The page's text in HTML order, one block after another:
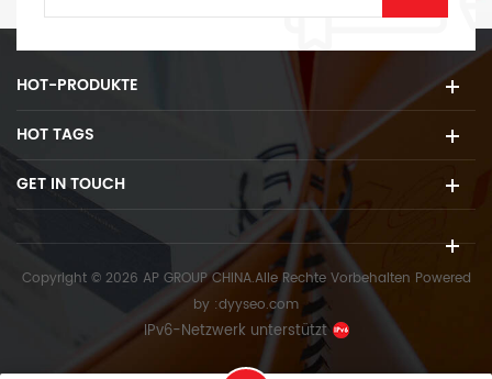
HOT-PRODUKTE
HOT TAGS
GET IN TOUCH
Copyright © 2026 AP GROUP CHINA.Alle Rechte Vorbehalten Powered
by :dyyseo.com
IPv6-Netzwerk unterstützt